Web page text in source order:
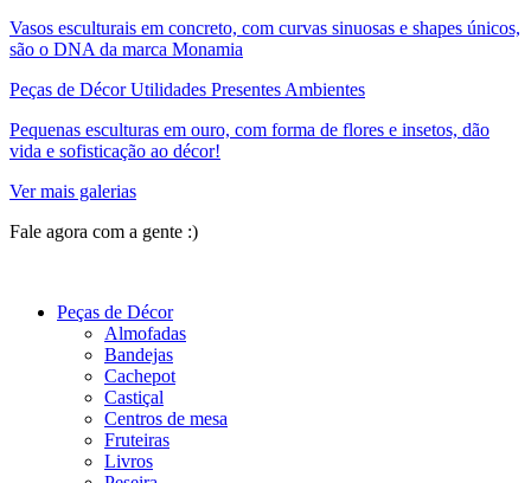
Vasos esculturais em concreto, com curvas sinuosas e shapes únicos,
são o DNA da marca Monamia
Peças de Décor Utilidades Presentes Ambientes
Pequenas esculturas em ouro, com forma de flores e insetos, dão
vida e sofisticação ao décor!
Ver mais galerias
Fale agora com a gente :)
Peças de Décor
Almofadas
Bandejas
Cachepot
Castiçal
Centros de mesa
Fruteiras
Livros